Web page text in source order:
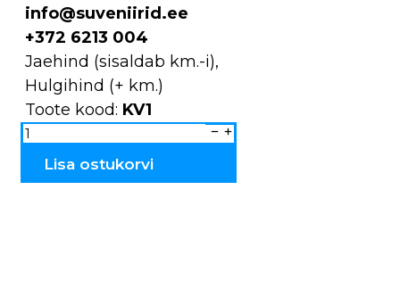
info@suveniirid.ee
+372 6213 004
Jaehind (sisaldab km.-i),
Hulgihind (+ km.)
Toote kood: KV1
Kokad
suured
KV1
Lisa ostukorvi